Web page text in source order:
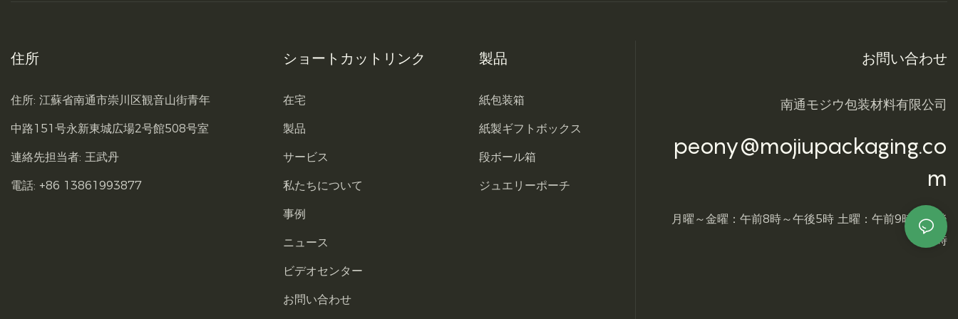
住所
住所: 江蘇省南通市崇川区観音山街青年
中路151号永新東城広場2号館508号室
連絡先担当者: 王武丹
電話: +86 13861993877
ショートカットリンク
在宅
製品
サービス
私たちについて
事例
ニュース
ビデオセンター
お問い合わせ
製品
紙包装箱
紙製ギフトボックス
段ボール箱
ジュエリーポーチ
お問い合わせ
南通モジウ包装材料有限公司
peony@mojiupackaging.co
m
月曜～金曜：午前8時～午後5時 土曜：午前9時～午後
4時